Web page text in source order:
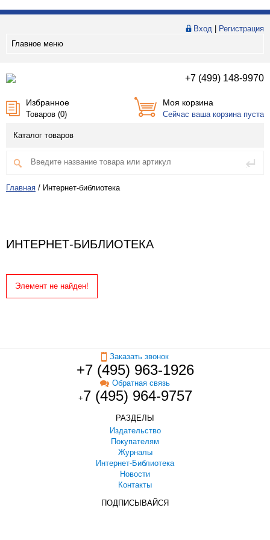
Вход
Регистрация
Главное меню
+7 (499) 148-9970
Избранное
Товаров (0)
Моя корзина
Сейчас ваша корзина пуста
Каталог товаров
Главная / Интернет-библиотека
ИНТЕРНЕТ-БИБЛИОТЕКА
Элемент не найден!
Заказать звонок
+7 (495) 963-1926
Обратная связь
+7 (495) 964-9757
РАЗДЕЛЫ
Издательство
Покупателям
Журналы
Интернет-Библиотека
Новости
Контакты
ПОДПИСЫВАЙСЯ